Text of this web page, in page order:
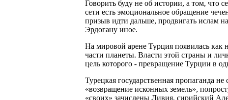
Говорить буду не об истории, а том, что
сети есть эмоциональное обращение
призыв идти дальше, продвигать ислам
Эрдогану иное.
На мировой арене Турция появилась
части планеты. Власти этой страны и
цель которого - превращение Турции в
Турецкая государственная пропаганда
«возвращение исконных земель»,
«своих» зачислены Ливия, сирийский